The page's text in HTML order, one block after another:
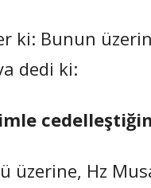
ki: Bunun
dedi ki:
üzerine, Hz